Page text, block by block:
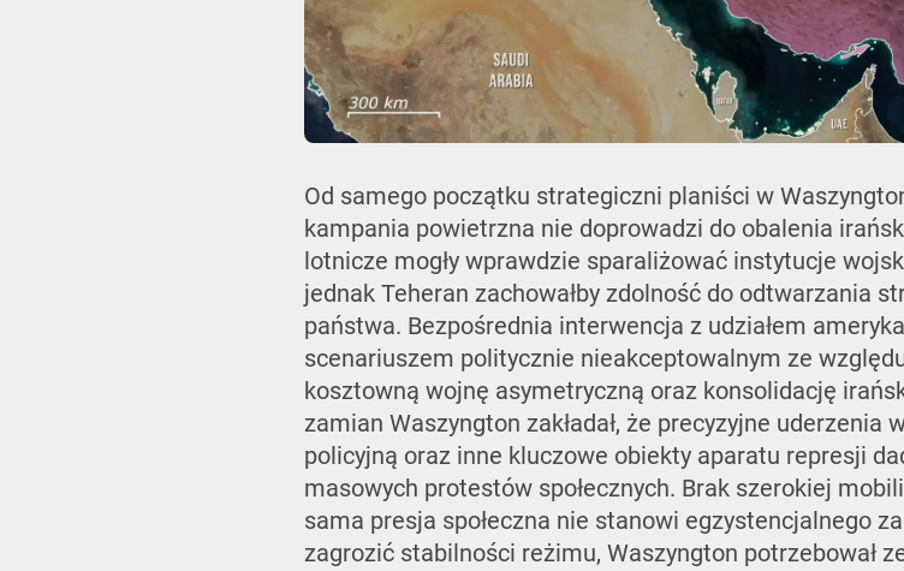
Od samego początku strategiczni planiści w
kampania powietrzna nie doprowadzi do obalenia
lotnicze mogły wprawdzie sparaliżować instytucje
jednak Teheran zachowałby zdolność do odtwarzania
państwa. Bezpośrednia interwencja z udziałem
scenariuszem politycznie nieakceptowalnym ze
kosztowną wojnę asymetryczną oraz konsolidację
zamian Waszyngton zakładał, że precyzyjne
policyjną oraz inne kluczowe obiekty aparatu represji
masowych protestów społecznych. Brak szerokiej
sama presja społeczna nie stanowi egzystencjalnego
zagrozić stabilności reżimu, Waszyngton potrzebował